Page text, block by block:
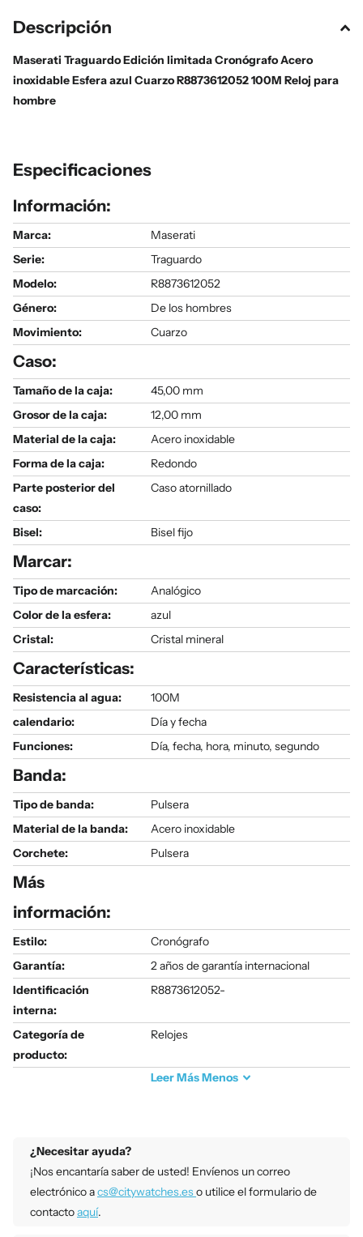
Descripción
Maserati Traguardo Edición limitada Cronógrafo Acero
inoxidable Esfera azul Cuarzo R8873612052 100M Reloj para
hombre
Especificaciones
Información:
Marca:
Maserati
Serie:
Traguardo
Modelo:
R8873612052
Género:
De los hombres
Movimiento:
Cuarzo
Caso:
Tamaño de la caja:
45,00 mm
Grosor de la caja:
12,00 mm
Material de la caja:
Acero inoxidable
Forma de la caja:
Redondo
Parte posterior del
caso:
Caso atornillado
Bisel: Bisel fijo
Marcar:
Tipo de marcación:
Analógico
Color de la esfera:
azul
Cristal:
Cristal mineral
Características:
Resistencia al agua:
100M
calendario:
Día y fecha
Funciones:
Día, fecha, hora, minuto, segundo
Banda:
Tipo de banda:
Pulsera
Material de la banda:
Acero inoxidable
Corchete:
Pulsera
Más
información:
Estilo:
Cronógrafo
Garantía:
2 años de garantía internacional
Identificación
interna:
R8873612052-
Categoría de
producto:
Relojes
LeerMásMenos
¿Necesitar ayuda?
¡Nos encantaría saber de usted! Envíenos un correo
electrónico acs@citywatches.eso utilice el formulario de
contactoaquí.